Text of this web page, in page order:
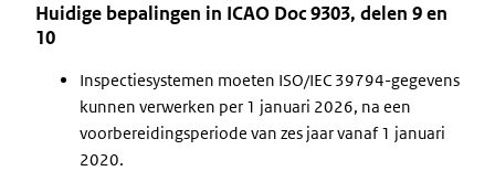
Huidige bepalingen in ICAO Doc 9303, delen 9 en
10
Inspectiesystemen moeten ISO/IEC 39794-gegevens
kunnen verwerken per 1 januari 2026, na een
voorbereidingsperiode van zes jaar vanaf 1 januari
2020.